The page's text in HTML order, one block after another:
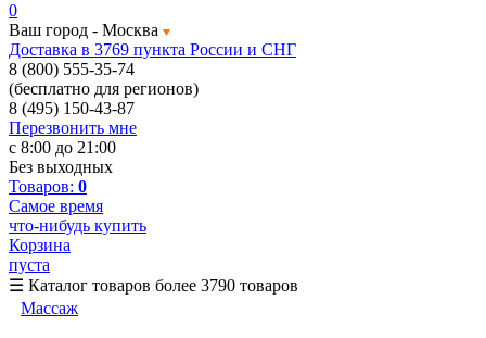
0
Ваш город - Москва
Доставка в 3769 пункта России и СНГ
8 (800) 555-35-74
(бесплатно для регионов)
8 (495) 150-43-87
Перезвонить мне
с 8:00 до 21:00
Без выходных
Товаров: 0
Самое время
что-нибудь купить
Корзина
пуста
☰ Каталог товаров более 3790 товаров
Массаж